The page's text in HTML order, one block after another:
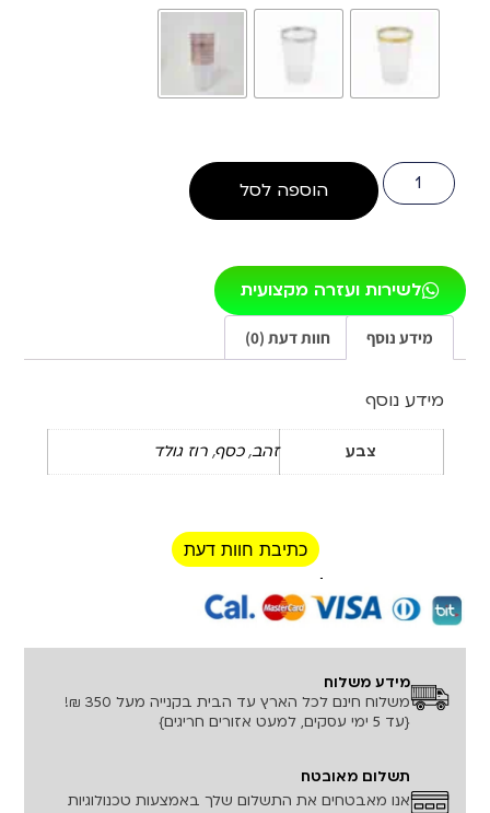
הוספה לסל
לשירות ועזרה מקצועית
מידע נוסף חוות דעת (0)
מידע נוסף
צבע זהב,כסף,רוז גולד
כתיבת חוות דעת
רכישה מאובטחת!
מידע משלוח
משלוח חינם לכל הארץ עד הבית בקנייה מעל 350 ₪!
{עד 5 ימי עסקים, למעט אזורים חריגים}
תשלום מאובטח
אנו מאבטחים את התשלום שלך באמצעות טכנולוגיות